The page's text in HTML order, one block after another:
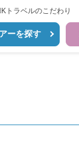
トラベルのこだわり
ーを探す